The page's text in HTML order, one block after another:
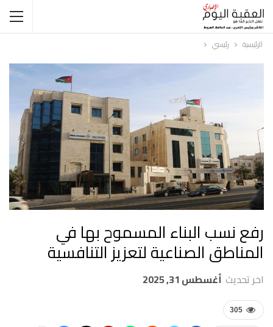
الرئيسية رئيسي
رفع نسب البناء المسموح بها في
المناطق الصناعية لتعزيز التنافسية
اخر تحديث أغسطس 31, 2025
305